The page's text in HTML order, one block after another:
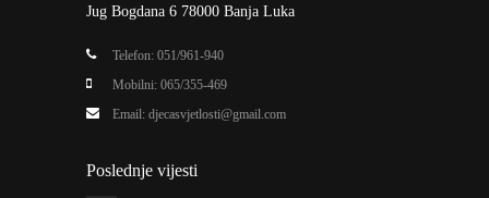
Jug Bogdana 6 78000 Banja Luka
Telefon: 051/961-940
Mobilni: 065/355-469
Email: djecasvjetlosti@gmail.com
Poslednje vijesti